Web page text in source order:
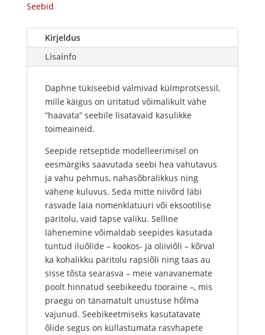
Seebid
Kirjeldus
Lisainfo
Daphne tükiseebid valmivad külmprotsessil,
mille käigus on üritatud võimalikult vähe
“haavata” seebile lisatavaid kasulikke
toimeaineid.
Seepide retseptide modelleerimisel on
eesmärgiks saavutada seebi hea vahutavus
ja vahu pehmus, nahasõbralikkus ning
vähene kuluvus. Seda mitte niivõrd läbi
rasvade laia nomenklatuuri või eksootilise
päritolu, vaid täpse valiku. Selline
lähenemine võimaldab seepides kasutada
tuntud iluõlide – kookos- ja oliiviõli – kõrval
ka kohalikku päritolu rapsiõli ning taas au
sisse tõsta searasva – meie vanavanemate
poolt hinnatud seebikeedu tooraine –, mis
praegu on tänamatult unustuse hõlma
vajunud. Seebikeetmiseks kasutatavate
õlide segus on küllastumata rasvhapete